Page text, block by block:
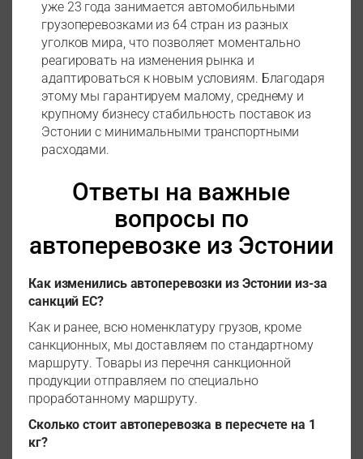
уже 23 года занимается автомобильными
грузоперевозками из 64 стран из разных
уголков мира, что позволяет моментально
реагировать на изменения рынка и
адаптироваться к новым условиям. Благодаря
этому мы гарантируем малому, среднему и
крупному бизнесу стабильность поставок из
Эстонии с минимальными транспортными
расходами.
Ответы на важные
вопросы по
автоперевозке из Эстонии
Как изменились автоперевозки из Эстонии из-за
санкций ЕС?
Как и ранее, всю номенклатуру грузов, кроме
санкционных, мы доставляем по стандартному
маршруту. Товары из перечня санкционной
продукции отправляем по специально
проработанному маршруту.
Сколько стоит автоперевозка в пересчете на 1
кг?